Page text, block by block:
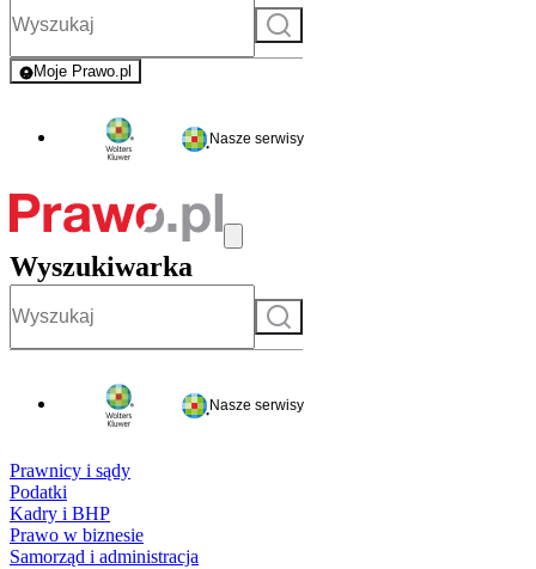
Szukaj
Moje Prawo.pl
- rejestracja i logowanie do serwisu
Nasze serwisy
Wyszukiwarka
Szukaj
Nasze serwisy
Prawnicy i sądy
Podatki
Kadry i BHP
Prawo w biznesie
Samorząd i administracja